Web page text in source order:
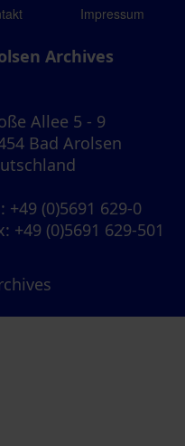
Impressum
Archives
Allee 5 - 9
Bad Arolsen
: +49 (0)5691 629-0
: +49 (0)5691 629-501